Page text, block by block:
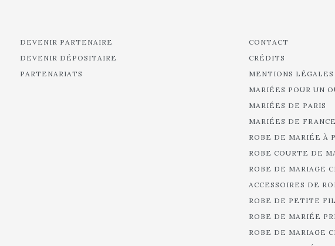
DEVENIR PARTENAIRE
DEVENIR DÉPOSITAIRE
PARTENARIATS
CONTACT
CRÉDITS
MENTIONS LÉGALES
MARIÉES POUR UN
MARIÉES DE PARIS
MARIÉES DE FRANCE
ROBE DE MARIÉE À
ROBE COURTE DE
ROBE DE MARIAGE
ACCESSOIRES DE
ROBE DE PETITE
ROBE DE MARIÉE
ROBE DE MARIAGE